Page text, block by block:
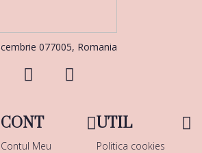
077005, Romania
CONT
Contul Meu
UTIL
Politica cookies